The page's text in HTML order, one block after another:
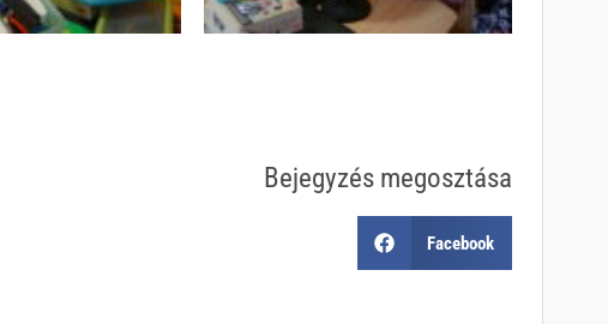
Bejegyzés megosztása
Facebook